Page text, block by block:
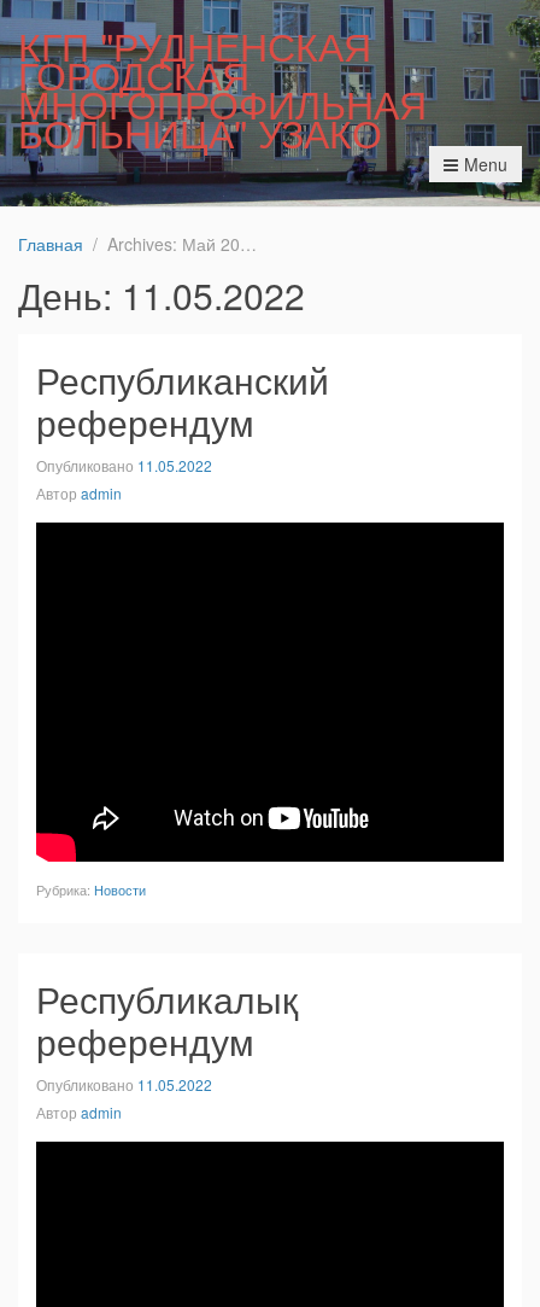
КГП "РУДНЕНСКАЯ
ГОРОДСКАЯ
МНОГОПРОФИЛЬНАЯ
БОЛЬНИЦА" УЗАКО
Menu
Главная Archives: Май 2022
День: 11.05.2022
Республиканский
референдум
Опубликовано 11.05.2022
Автор admin
Рубрика: Новости
Республикалық
референдум
Опубликовано 11.05.2022
Автор admin